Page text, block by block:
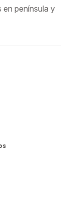
en península y